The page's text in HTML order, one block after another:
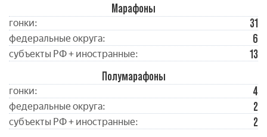
Марафоны
гонки: 31
федеральные округа: 6
субъекты РФ + иностранные:
13
Полумарафоны
гонки: 4
федеральные округа: 2
субъекты РФ + иностранные: 2